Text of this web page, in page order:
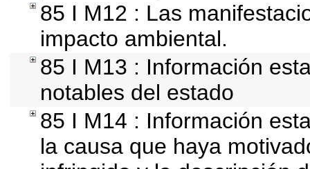
85 I M12 : Las
impacto ambiental.
85 I M13 : Información
notables del estado
85 I M14 : Información
la causa que haya